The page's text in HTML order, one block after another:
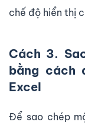
chế độ hiển thị
Cách 3.
bằng cách
Excel
Để sao chép